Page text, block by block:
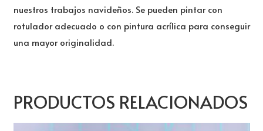
nuestros trabajos navideños. Se pueden pintar con
rotulador adecuado o con pintura acrílica para conseguir
una mayor originalidad.
PRODUCTOS RELACIONADOS